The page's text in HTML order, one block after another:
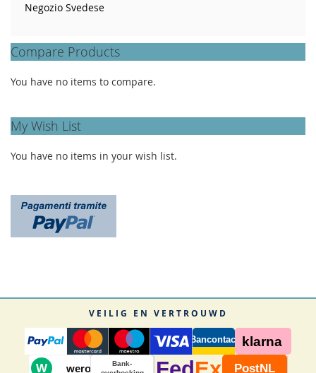
Negozio Svedese
Compare Products
You have no items to compare.
My Wish List
You have no items in your wish list.
VEILIG EN VERTROUWD
Bancontact klarna
W wero
Bank-
PostNL